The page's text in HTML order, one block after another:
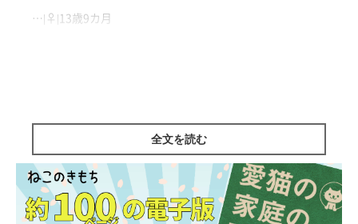
…|♀|13歳9カ月
全文を読む